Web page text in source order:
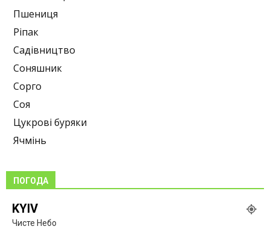
Пшениця
Ріпак
Садівництво
Соняшник
Сорго
Соя
Цукрові буряки
Ячмінь
ПОГОДА
KYIV
Чисте Небо